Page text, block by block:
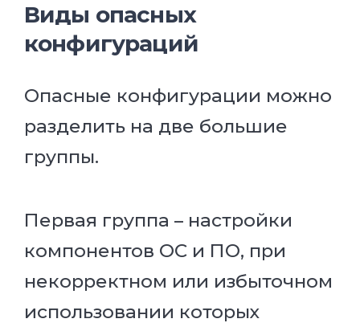
Виды опасных
конфигураций
Опасные конфигурации можно
разделить на две большие
группы.
Первая группа – настройки
компонентов ОС и ПО, при
некорректном или избыточном
использовании которых